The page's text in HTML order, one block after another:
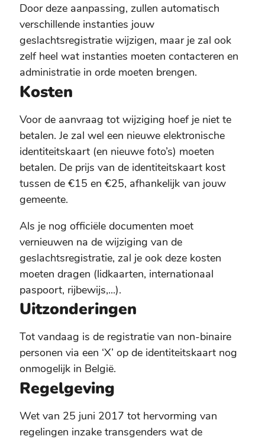
Door deze aanpassing, zullen automatisch
verschillende instanties jouw
geslachtsregistratie wijzigen, maar je zal ook
zelf heel wat instanties moeten contacteren en
administratie in orde moeten brengen.
Kosten
Voor de aanvraag tot wijziging hoef je niet te
betalen. Je zal wel een nieuwe elektronische
identiteitskaart (en nieuwe foto’s) moeten
betalen. De prijs van de identiteitskaart kost
tussen de €15 en €25, afhankelijk van jouw
gemeente.
Als je nog officiële documenten moet
vernieuwen na de wijziging van de
geslachtsregistratie, zal je ook deze kosten
moeten dragen (lidkaarten, internationaal
paspoort, rijbewijs,...).
Uitzonderingen
Tot vandaag is de registratie van non-binaire
personen via een ‘X’ op de identiteitskaart nog
onmogelijk in België.
Regelgeving
Wet van 25 juni 2017 tot hervorming van
regelingen inzake transgenders wat de